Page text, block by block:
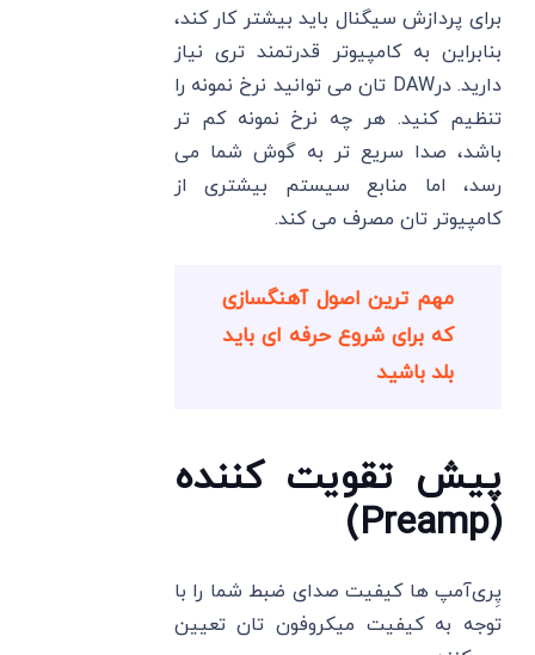
برای پردازش سیگنال باید بیشتر کار کند،
بنابراین به کامپیوتر قدرتمند تری نیاز
دارید. درDAW تان می ‌توانید نرخ نمونه را
تنظیم کنید. هر چه نرخ نمونه کم تر
باشد، صدا سریع تر به گوش شما می‌
رسد، اما منابع سیستم بیشتری از
کامپیوتر تان مصرف می ‌کند.
مهم ترین اصول آهنگسازی
که برای شروع حرفه ای باید
بلد باشید
پیش تقویت ‌کننده‌
(Preamp)
پِری‌آمپ ها کیفیت صدای ضبط شما را با
توجه به کیفیت میکروفون تان تعیین